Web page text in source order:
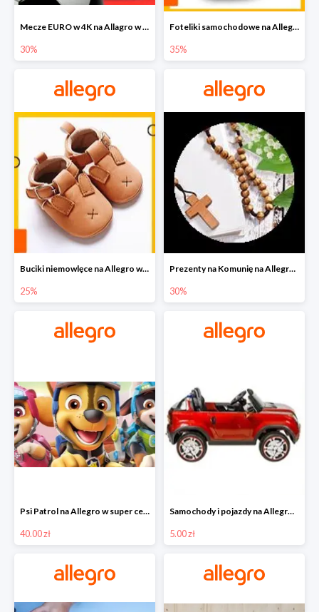
Mecze EURO w 4K na Allagro w super cenach
30%
Foteliki samochodowe na Allegro w super cenach
35%
Buciki niemowlęce na Allegro w super cenach
25%
Prezenty na Komunię na Allegro do -30%
30%
Psi Patrol na Allegro w super cenach od 40 zł
40.00 zł
Samochody i pojazdy na Allegro w super cenach od 5 zł
5.00 zł